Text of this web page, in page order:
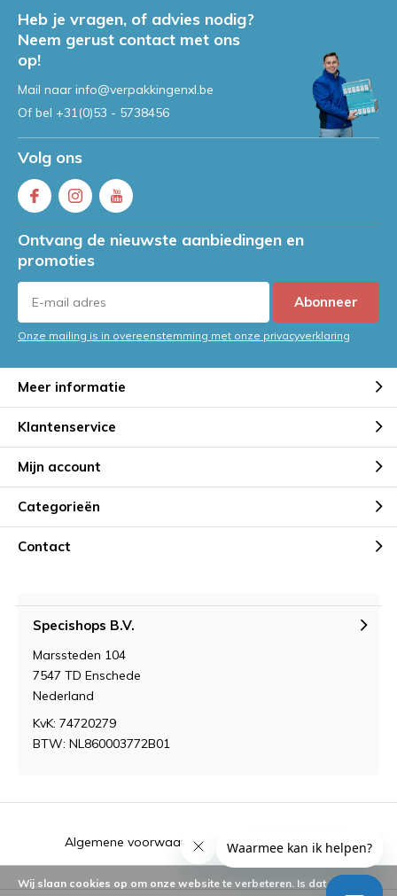
Heb je vragen, of advies nodig?
Neem gerust contact met ons
op!
Mail naar info@verpakkingenxl.be
Of bel +31(0)53 - 5738456
Volg ons
Ontvang de nieuwste aanbiedingen en
promoties
Abonneer
Onze mailing is in overeenstemming met onze privacyverklaring
Meer informatie
Klantenservice
Mijn account
Categorieën
Contact
Specishops B.V.
Marssteden 104
7547 TD Enschede
Nederland
KvK: 74720279
BTW: NL860003772B01
Algemene voorwaarden RSS-feed Sitemap
Wij slaan cookies op om onze website te verbeteren. Is dat akkoord?